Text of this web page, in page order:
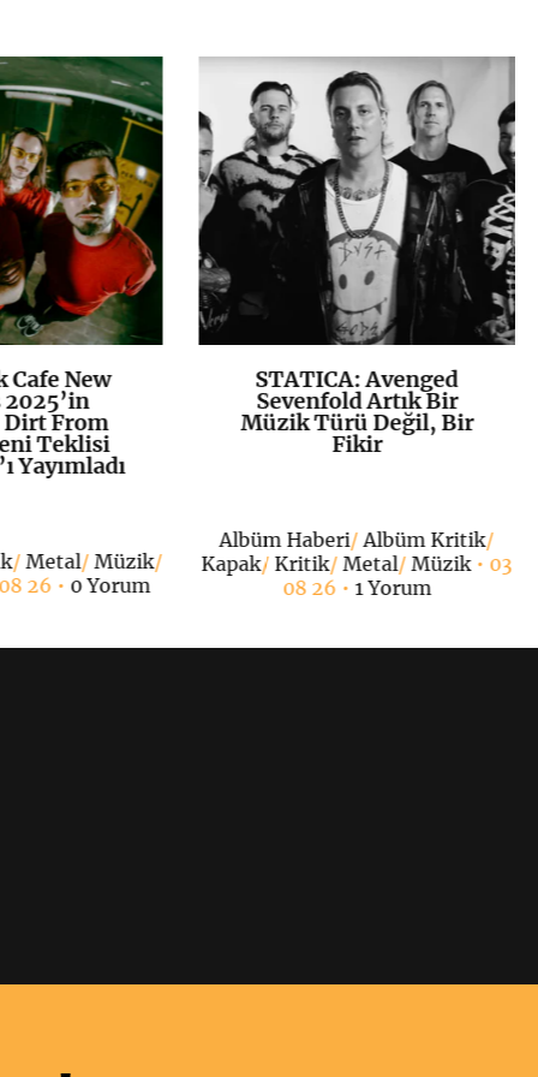
+
Cafe New
Dirt From
Teklisi
Yayımladı
/Metal/Müzik/
26 • 0 Yorum
K+
STATICA: Avenged
Sevenfold Artık Bir
Müzik Türü Değil, Bir
Fikir
Albüm Haberi/Albüm Kritik/
Kapak/ Kritik/Metal/Müzik• 03
08 26 •1 Yorum